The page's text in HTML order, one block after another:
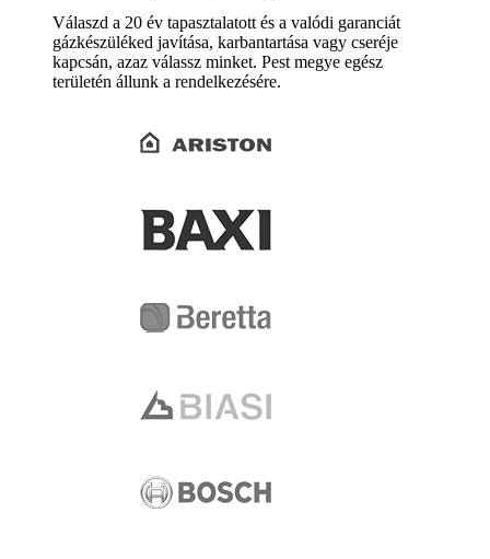
Válaszd a 20 év tapasztalatott és a valódi garanciát
gázkészüléked javítása, karbantartása vagy cseréje
kapcsán, azaz válassz minket. Pest megye egész
területén állunk a rendelkezésére.